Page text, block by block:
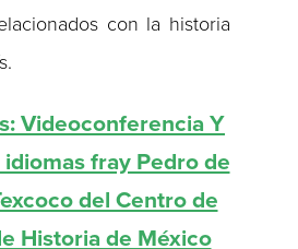
con la historia
Videoconferencia Y
fray Pedro de
del Centro de
Historia de México